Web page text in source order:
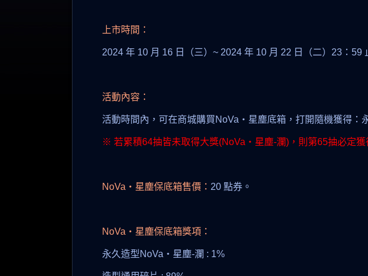
上市時間：
2024 年 10 月 16 日（三）~ 2024 年 10 月 22 日（二）23：59
活動內容：
活動時間內，可在商城購買NoVa‧星塵底箱，打開隨機獲得：
※ 若累積64抽皆未取得大獎(NoVa‧星塵-瀾)，則第65抽必定獲
NoVa‧星塵保底箱售價： 20 點券。
NoVa‧星塵保底箱獎項：
永久造型NoVa‧星塵-瀾 : 1%